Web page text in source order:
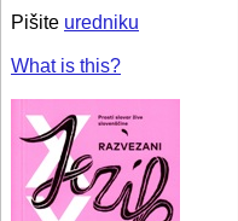
Pišite uredniku
What is this?